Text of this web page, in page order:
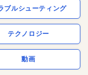
ブルシューティング
テクノロジー
動画